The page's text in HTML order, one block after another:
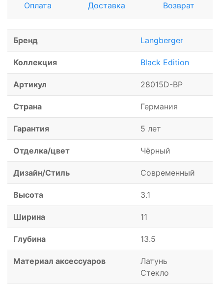
Оплата Доставка Возврат
Бренд Langberger
Коллекция Black Edition
Артикул 28015D-BP
Страна Германия
Гарантия 5 лет
Отделка/цвет Чёрный
Дизайн/Стиль Современный
Высота 3.1
Ширина 11
Глубина 13.5
Материал аксессуаров
Латунь
Стекло